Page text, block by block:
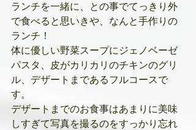
ランチを一緒に、との事でてっきり外
で食べると思いきや、なんと手作りの
ランチ！
体に優しい野菜スープにジェノベーゼ
パスタ、皮がカリカリのチキンのグリ
ル、デザートまであるフルコースで
す。
デザートまでのお食事はあまりに美味
しすぎて写真を撮るのをすっかり忘れ